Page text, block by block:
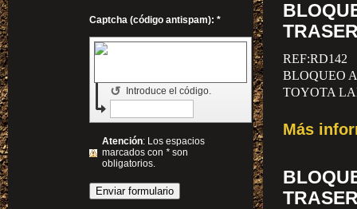
REF:RD142
BLOQUEO
TOYOTA
Más
Captcha (código antispam): *
Introduce el código.
↺
Atención: Los espacios
marcados con *son
obligatorios.